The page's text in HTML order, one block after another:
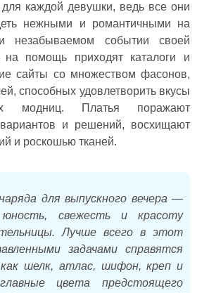
каждой девушки, ведь все они
нежными и романтичными на
незабываемом событии своей
помощь приходят каталоги и
сайты со множеством фасонов,
способных удовлетворить вкусы
модниц. Платья поражают
и решений, восхищают
и роскошью тканей.
для выпускного вечера —
юность, свежесть и красоту
Лучше всего в этот
задачами справятся
шелк, атлас, шифон, креп и
цвета предстоящего